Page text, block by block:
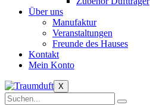
Über uns
Manufaktur
Veranstaltungen
Freunde des Hauses
Kontakt
Mein Konto
X